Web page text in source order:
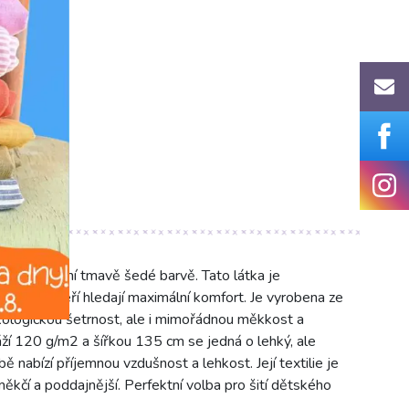
elegantní tmavě šedé barvě. Tato látka je
ty, kteří hledají maximální komfort. Je vyrobena ze
šetrnost, ale i mimořádnou měkkost a
120 g/m2 a šířkou 135 cm se jedná o lehký, ale
nabízí příjemnou vzdušnost a lehkost. Její textilie je
a poddajnější. Perfektní volba pro šití dětského